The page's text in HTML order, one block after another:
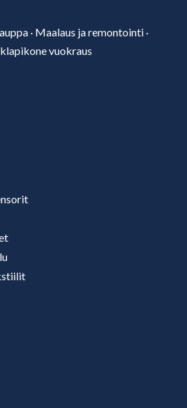
· Maalaus ja remontointi ·
vuokraus